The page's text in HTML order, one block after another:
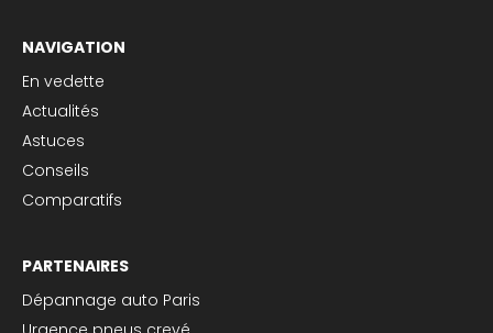
NAVIGATION
En vedette
Actualités
Astuces
Conseils
Comparatifs
PARTENAIRES
Dépannage auto Paris